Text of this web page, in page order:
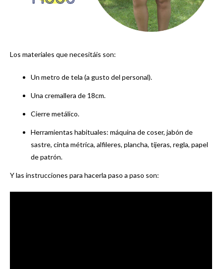
Los materiales que necesitáis son:
Un metro de tela (a gusto del personal).
Una cremallera de 18cm.
Cierre metálico.
Herramientas habituales: máquina de coser, jabón de
sastre, cinta métrica, alfileres, plancha, tijeras, regla, papel
de patrón.
Y las instrucciones para hacerla paso a paso son: